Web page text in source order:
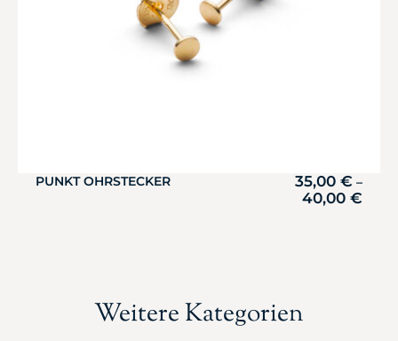
PUNKT OHRSTECKER 35,00 € –
40,00 €
Weitere Kategorien